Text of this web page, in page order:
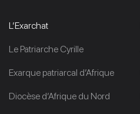
L’Exarchat
Le Patriarche Cyrille
Exarque patriarcal d’Afrique
Diocèse d’Afrique du Nord